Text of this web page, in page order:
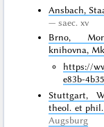
Ansbach,
saec. xv
Brno,
knihovna,
https://
e83b-
Stuttgart,
theol. et phil.
Augsburg